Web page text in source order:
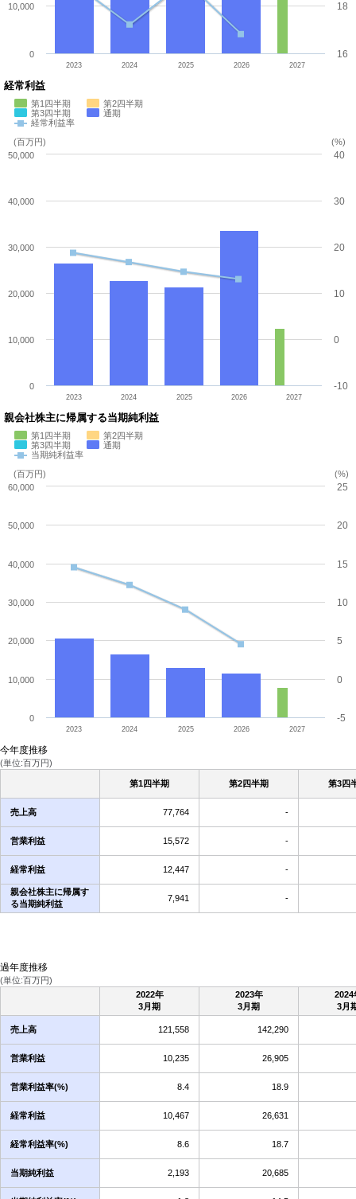
2023 2024 2025 2026 2027
0
10,000
16
18
経常利益
(百万円) (%)
第1四半期
第2四半期
第3四半期
通期
経常利益率
2023 2024 2025 2026 2027
0
10,000
20,000
30,000
40,000
50,000
-10
0
10
20
30
40
親会社株主に帰属する当期純利益
(百万円) (%)
第1四半期
第2四半期
第3四半期
通期
当期純利益率
2023 2024 2025 2026 2027
0
10,000
20,000
30,000
40,000
50,000
60,000
-5
0
5
10
15
20
25
今年度推移
(単位:百万円)
第1四半期 第2四半期 第3四
売上高 77,764 -
営業利益 15,572 -
経常利益 12,447 -
親会社株主に帰属す
る当期純利益
7,941 -
過年度推移
(単位:百万円)
2022年
3月期
2023年
3月期
2024
3月
売上高 121,558 142,290
営業利益 10,235 26,905
営業利益率(%) 8.4 18.9
経常利益 10,467 26,631
経常利益率(%) 8.6 18.7
当期純利益 2,193 20,685